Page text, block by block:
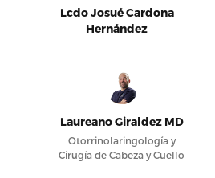
Lcdo Josué Cardona
Hernández
Laureano Giraldez MD
Otorrinolaringología y
Cirugía de Cabeza y Cuello